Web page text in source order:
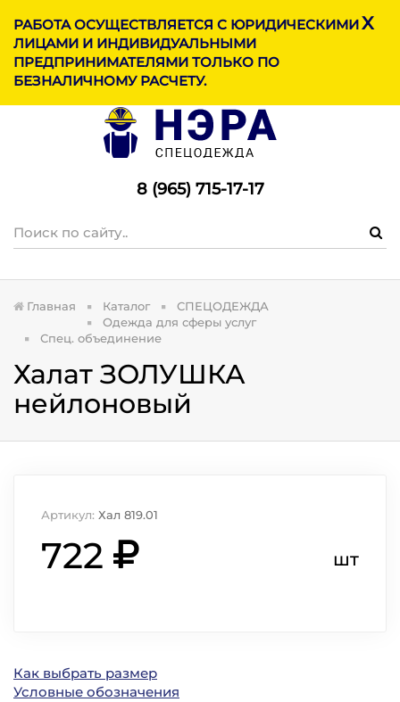
МЕНЮ
РАБОТА ОСУЩЕСТВЛЯЕТСЯ С ЮРИДИЧЕСКИМИ
ЛИЦАМИ И ИНДИВИДУАЛЬНЫМИ
ПРЕДПРИНИМАТЕЛЯМИ ТОЛЬКО ПО
БЕЗНАЛИЧНОМУ РАСЧЕТУ.
X
8 (965) 715-17-17
Главная Каталог
СПЕЦОДЕЖДА
Одежда для сферы услуг
Спец. объединение
Халат ЗОЛУШКА
нейлоновый
Артикул: Хал 819.01
722 шт
Как выбрать размер
Условные обозначения